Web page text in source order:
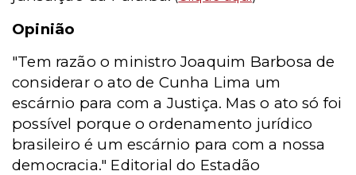
Opinião
"Tem razão o ministro Joaquim Barbosa de
considerar o ato de Cunha Lima um
escárnio para com a Justiça. Mas o ato só foi
possível porque o ordenamento jurídico
brasileiro é um escárnio para com a nossa
democracia." Editorial do Estadão